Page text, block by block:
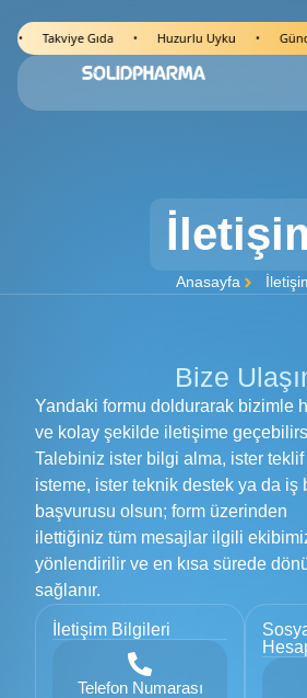
Takviye Gıda • Huzurlu Uyku • Gündelik
Anasayfa
Bize
Yandaki formu doldurarak bizimle
ve kolay şekilde iletişime
Talebiniz ister bilgi alma, ister teklif
isteme, ister teknik destek ya da iş
başvurusu olsun; form üzerinden
ilettiğiniz tüm mesajlar ilgili
yönlendirilir ve en kısa sürede
sağlanır.
İletişim Bilgileri
Telefon Numarası